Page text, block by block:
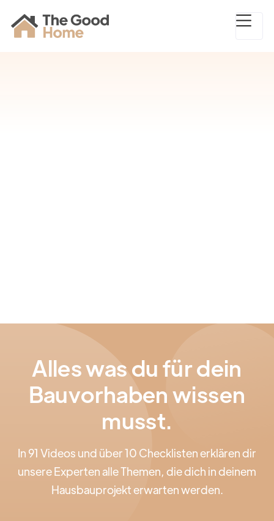
Alles was du für dein
Bauvorhaben wissen
musst.
In 91 Videos und über 10 Checklisten erklären dir
unsere Experten alle Themen, die dich in deinem
Hausbauprojekt erwarten werden.